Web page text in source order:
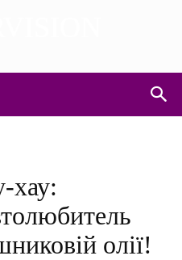
хау:
олії!